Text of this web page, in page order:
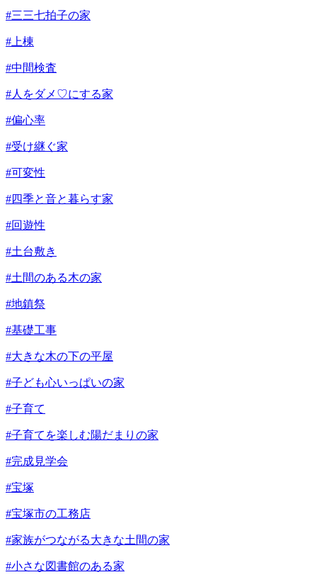
#三三七拍子の家
#上棟
#中間検査
#人をダメ♡にする家
#偏心率
#受け継ぐ家
#可変性
#四季と音と暮らす家
#回遊性
#土台敷き
#土間のある木の家
#地鎮祭
#基礎工事
#大きな木の下の平屋
#子ども心いっぱいの家
#子育て
#子育てを楽しむ陽だまりの家
#完成見学会
#宝塚
#宝塚市の工務店
#家族がつながる大きな土間の家
#小さな図書館のある家